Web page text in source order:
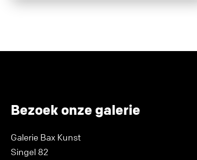
Bezoek onze galerie
Galerie Bax Kunst
Singel 82